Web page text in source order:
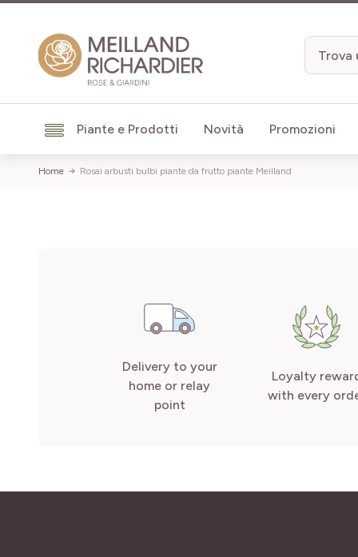
Piante e Prodotti Novità Promozioni
Home Rosai arbusti bulbi piante da frutto piante Meilland
Delivery to your
home or relay
point
Loyalty
with every